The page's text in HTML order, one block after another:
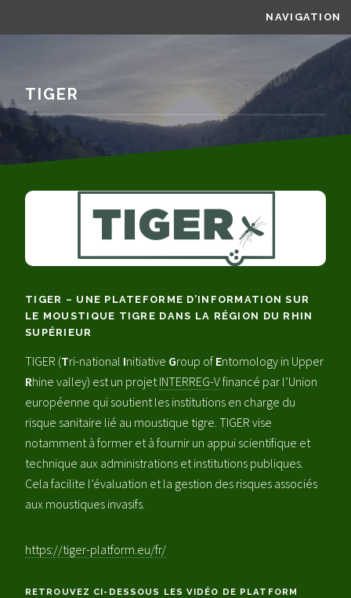
NAVIGATION
TIGER
TIGER – UNE PLATEFORME D’INFORMATION SUR
LE MOUSTIQUE TIGRE DANS LA RÉGION DU RHIN
SUPÉRIEUR
TIGER (Tri-national Initiative Group of Entomology in Upper
Rhine valley) est un projet INTERREG-Vfinancé par l’Union
européenne qui soutient les institutions en charge du
risque sanitaire lié au moustique tigre. TIGER vise
notamment à former et à fournir un appui scientifique et
technique aux administrations et institutions publiques.
Cela facilite l’évaluation et la gestion des risques associés
aux moustiques invasifs.
https://tiger-platform.eu/fr/
RETROUVEZ CI-DESSOUS LES VIDÉO DE PLATFORM